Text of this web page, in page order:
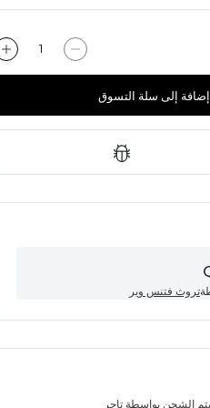
إضافة إلى سلة التسوق
تروث فتنس وير
الشحن بواسطة تاجر